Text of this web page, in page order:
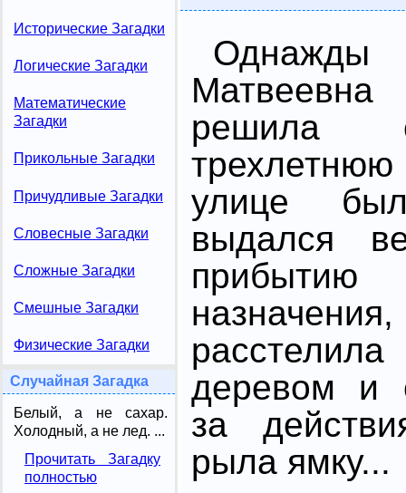
Исторические Загадки
Логические Загадки
Математические
Загадки
Прикольные Загадки
Причудливые Загадки
Словесные Загадки
Сложные Загадки
Смешные Загадки
Физические Загадки
Случайная Загадка
Белый, а не сахар.
Холодный, а не лед. ...
Прочитать Загадку
полностью
решила
улице
выдался
деревом и
за
рыла ямку...